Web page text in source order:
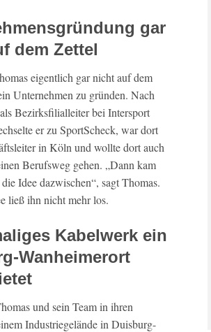
gar
dem Zettel
eigentlich gar nicht auf dem
Unternehmen zu gründen. Nach
Bezirksfilialleiter bei Intersport
er zu SportScheck, war dort
in Köln und wollte dort auch
Berufsweg gehen. „Dann kam
Idee dazwischen“, sagt Thomas.
ließ ihn nicht mehr los.
Kabelwerk ein
Wanheimerort
und sein Team in ihren
Industriegelände in Duisburg-